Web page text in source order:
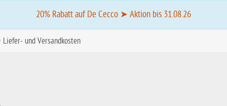
20% Rabatt auf De Cecco ➤ Aktion bis 31.08.26
Liefer- und Versandkosten